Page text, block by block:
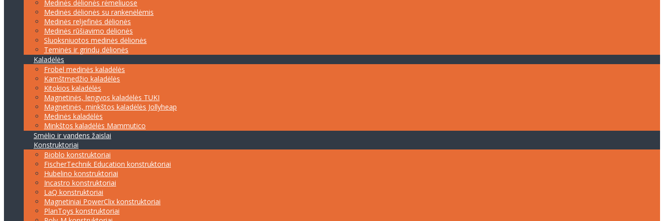
Medinės dėlionės rėmeliuose
Medinės dėlionės su rankenėlėmis
Medinės reljefinės dėlionės
Medinės rūšiavimo dėlionės
Sluoksniuotos medinės dėlionės
Teminės ir grindų dėlionės
Kaladėlės
Frobel medinės kaladėlės
Kamštmedžio kaladėlės
Kitokios kaladėlės
Magnetinės, lengvos kaladėlės TUKI
Magnetinės, minkštos kaladėlės Jollyheap
Medinės kaladėlės
Minkštos kaladėlės Mammutico
Smėlio ir vandens žaislai
Konstruktoriai
Bioblo konstruktoriai
FischerTechnik Education konstruktoriai
Hubelino konstruktoriai
Incastro konstruktoriai
LaQ konstruktoriai
Magnetiniai PowerClix konstruktoriai
PlanToys konstruktoriai